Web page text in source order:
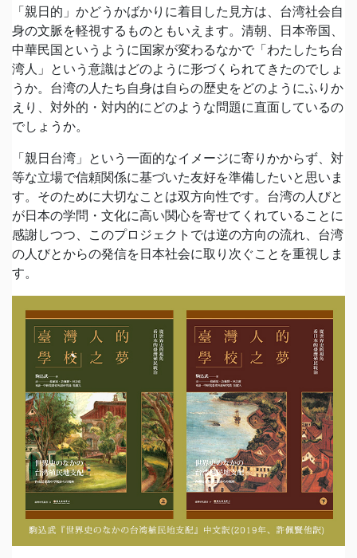
「親日的」かどうかばかりに着目した見方は、台湾社会自
身の文脈を軽視するものともいえます。清朝、日本帝国、
中華民国というように国家が変わるなかで「わたしたち台
湾人」という意識はどのように形づくられてきたのでしょ
うか。台湾の人たち自身は自らの歴史をどのようにふりか
えり、対外的・対内的にどのような問題に直面しているの
でしょうか。
「親日台湾」という一面的なイメージに寄りかからず、対
等な立場で信頼関係に基づいた友好を準備したいと思いま
す。そのために大切なことは双方向性です。台湾の人びと
が日本の学問・文化に高い関心を寄せてくれていることに
感謝しつつ、このプロジェクトでは逆の方向の流れ、台湾
の人びとからの発信を日本社会に取り次ぐことを重視しま
す。